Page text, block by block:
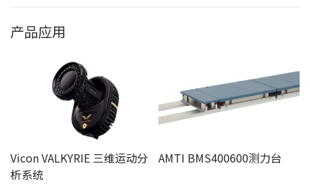
产品应用
Vicon VALKYRIE 三维运动分
析系统
AMTI BMS400600测力台